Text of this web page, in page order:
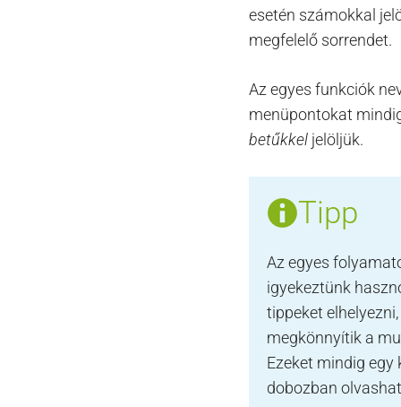
esetén számokkal
megfelelő sorrendet.
Az egyes funkciók
menüpontokat
betűkkel jelöljük.
Tipp
Az egyes
igyekeztünk
tippeket
megkönnyítik a
Ezeket mindig egy
dobozban